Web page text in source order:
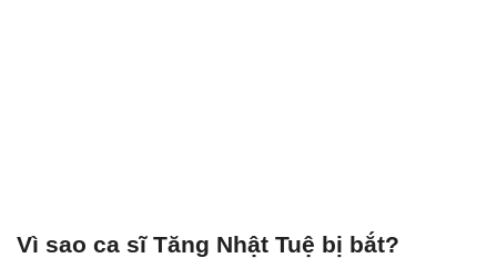
Vì sao ca sĩ Tăng Nhật Tuệ bị bắt?